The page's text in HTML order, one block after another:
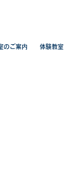
のご案内 体験教室